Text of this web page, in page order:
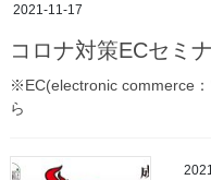
2021-11-17
コロナ対策ECセミ
※EC(electronic commerce
ら